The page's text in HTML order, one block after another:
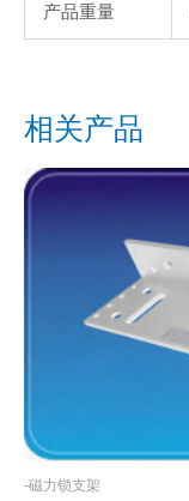
产品重量
相关产品
-磁力锁支架